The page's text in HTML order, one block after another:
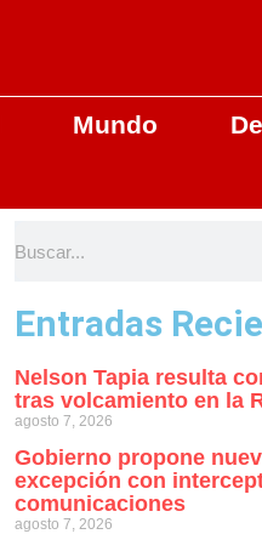
Mundo
Entradas
Nelson Tapia resulta
tras volcamiento en la
agosto 7, 2026
Gobierno propone
excepción con
comunicaciones
agosto 7, 2026